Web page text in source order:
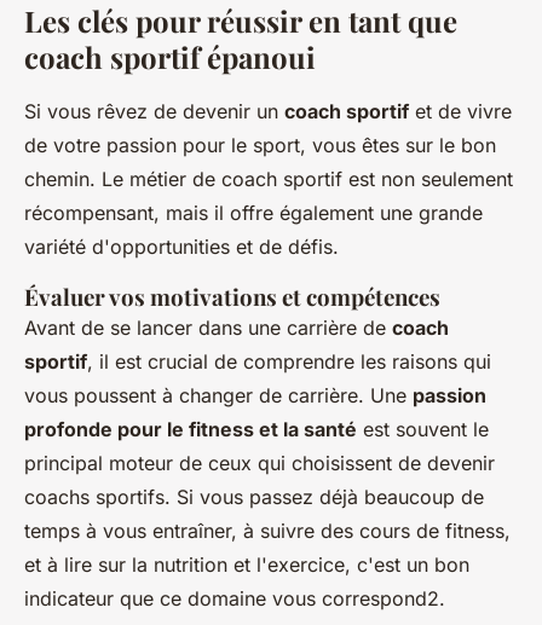
Les clés pour réussir en tant
que coach sportif épanoui
Candice •21 janvier 2025•6 min de lecture
Les clés pour réussir en tant que
coach sportif épanoui
Si vous rêvez de devenir un coach sportif et de vivre
de votre passion pour le sport, vous êtes sur le bon
chemin. Le métier de coach sportif est non seulement
récompensant, mais il offre également une grande
variété d'opportunities et de défis.
Évaluer vos motivations et compétences
Avant de se lancer dans une carrière de coach
sportif, il est crucial de comprendre les raisons qui
vous poussent à changer de carrière. Une passion
profonde pour le fitness et la santé est souvent le
principal moteur de ceux qui choisissent de devenir
coachs sportifs. Si vous passez déjà beaucoup de
temps à vous entraîner, à suivre des cours de fitness,
et à lire sur la nutrition et l'exercice, c'est un bon
indicateur que ce domaine vous correspond2.